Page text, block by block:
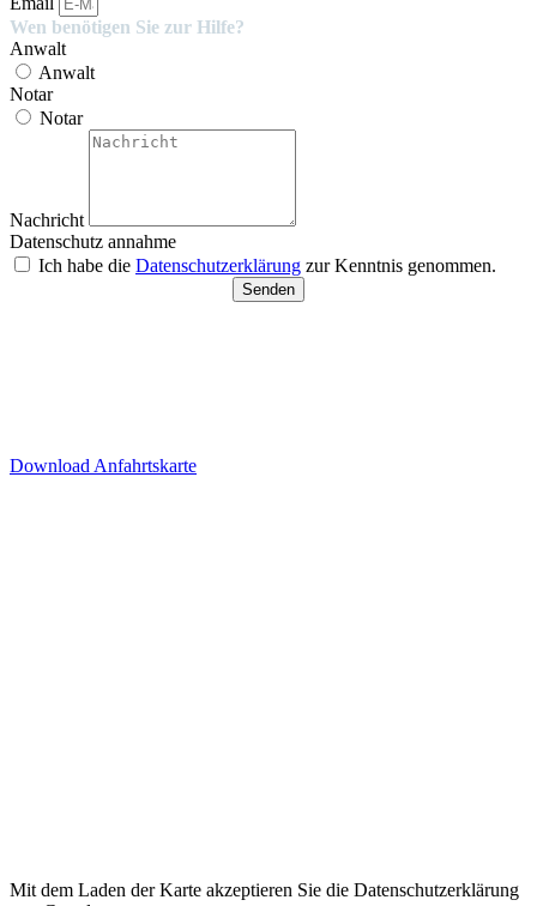
Wen benötigen Sie zur Hilfe?
Anwalt
Anwalt
Notar
Notar
Nachricht
Datenschutz annahme
Ich habe die Datenschutzerklärung zur Kenntnis genommen.
Senden
Download Anfahrtskarte
Mit dem Laden der Karte akzeptieren Sie die Datenschutzerklärung